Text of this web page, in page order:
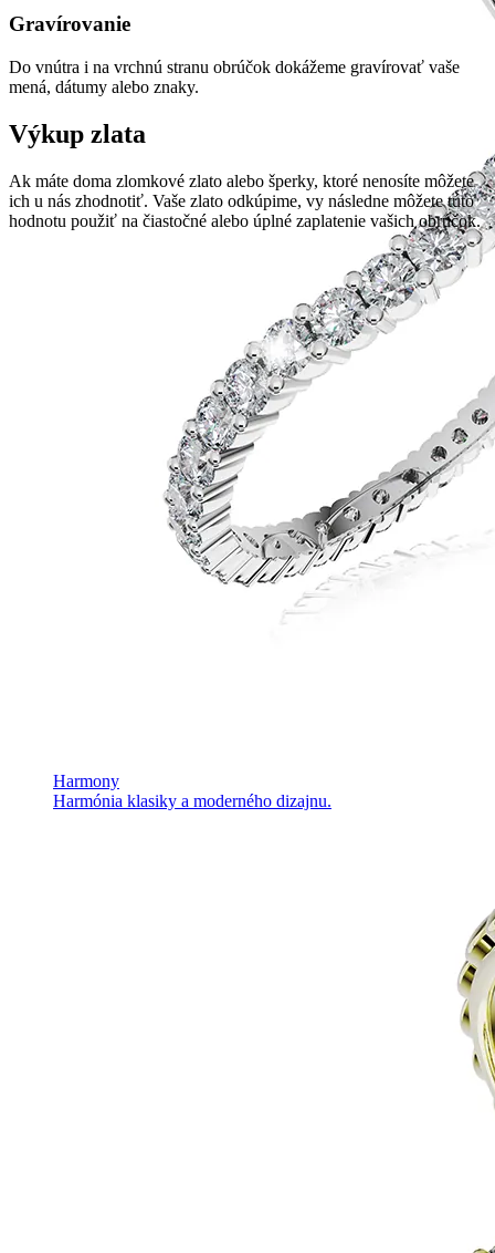
Harmony
Harmónia klasiky a moderného dizajnu.
Gravírovanie
Do vnútra i na vrchnú stranu obrúčok dokážeme gravírovať vaše
mená, dátumy alebo znaky.
Výkup zlata
Ak máte doma zlomkové zlato alebo šperky, ktoré nenosíte môžete
ich u nás zhodnotiť. Vaše zlato odkúpime, vy následne môžete túto
hodnotu použiť na čiastočné alebo úplné zaplatenie vašich obrúčok.